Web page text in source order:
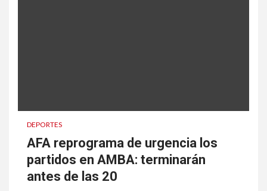
DEPORTES
AFA reprograma de urgencia los
partidos en AMBA: terminarán
antes de las 20